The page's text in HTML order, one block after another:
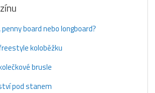
board nebo longboard?
koloběžku
brusle
pod stanem